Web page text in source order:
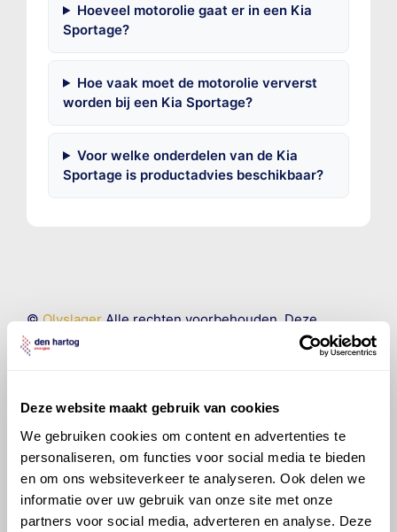
Deze website maakt gebruik van cookies
We gebruiken cookies om content en advertenties te
personaliseren, om functies voor social media te bieden
en om ons websiteverkeer te analyseren. Ook delen we
informatie over uw gebruik van onze site met onze
partners voor social media, adverteren en analyse. Deze
Hoeveel motorolie gaat er in een Kia
Sportage?
Hoe vaak moet de motorolie ververst
worden bij een Kia Sportage?
Voor welke onderdelen van de Kia
Sportage is productadvies beschikbaar?
©OlyslagerAlle rechten voorbehouden. Deze
informatie mag noch geheel noch gedeeltelijk worden
gereproduceerd, opgeslagen in een database of op
Organisation B.V. Hoewel alles in het werk is gesteld
om ervoor te zorgen dat deze gegevens zo accuraat
en compleet mogelijk zijn, wordt geen
aansprakelijkheid aanvaard, anders dan waartoe een
wettelijke verplichting bestaat, voor schade of verlies
veroorzaakt door fouten of omissies in de verstrekte